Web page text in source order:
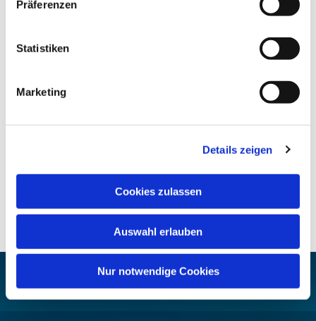
Präferenzen
Statistiken
Marketing
Details zeigen
Cookies zulassen
Auswahl erlauben
Nur notwendige Cookies